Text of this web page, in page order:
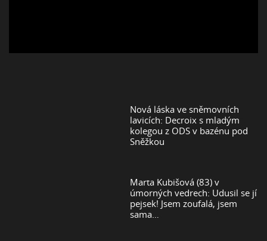
Nová láska ve sněmovních
lavicích: Decroix s mladým
kolegou z ODS v bazénu pod
Sněžkou
Marta Kubišová (83) v
úmorných vedrech: Udusil se jí
pejsek! Jsem zoufalá, jsem
sama…